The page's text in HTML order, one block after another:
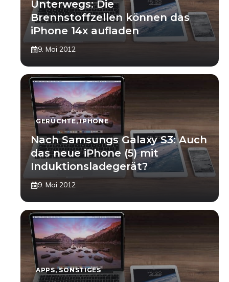
Unterwegs: Die
Brennstoffzellen können das
iPhone 14x aufladen
9. Mai 2012
GERÜCHTE,IPHONE
Nach Samsungs Galaxy S3: Auch
das neue iPhone (5) mit
Induktionsladegerät?
9. Mai 2012
APPS,SONSTIGES